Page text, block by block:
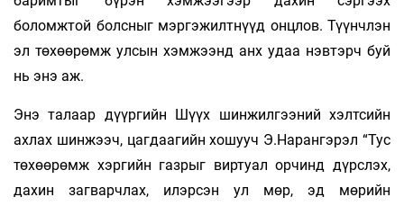
боломжтой болсныг мэргэжилтнүүд онц­лов. Түүнчлэн
эл төхөөрөмж улсын хэмжээнд анх удаа нэвтэрч буй
нь энэ аж.
Энэ талаар дүүргийн Шүүх шинжилгээний хэлтсийн
ахлах шинжээч, цагдаагийн хошууч Э.Нарангэрэл “Тус
төхөөрөмж хэргийн газрыг виртуал орчинд дүрслэх,
дахин загварчлах, илэрсэн ул мөр, эд мөрийн